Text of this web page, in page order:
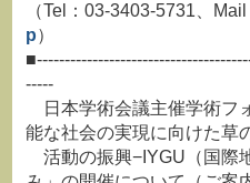
（Tel：03-3403-5731、Mail
p）
-----
日本学術会議主催学術フ
能な社会の実現に向けた草
活動の振興−IYGU（国際